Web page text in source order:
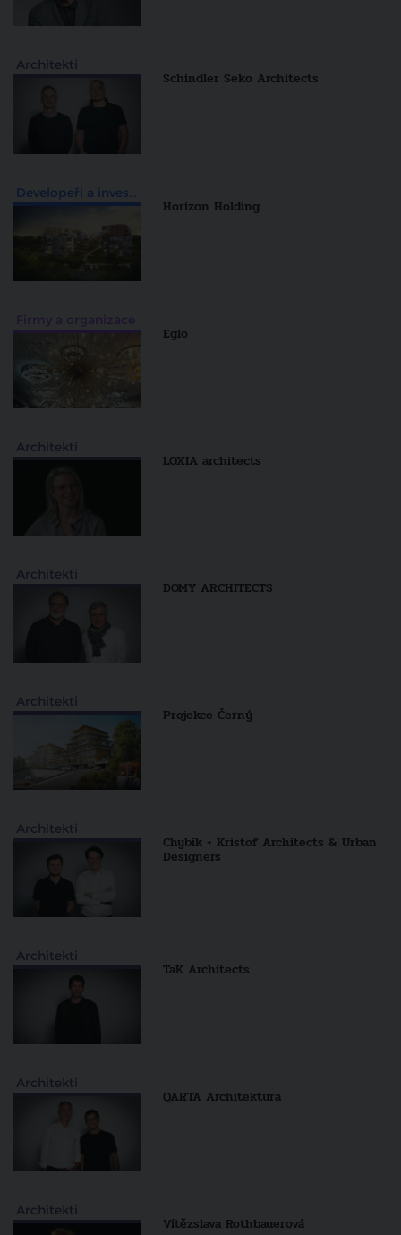
Architekti
Schindler Seko Architects
Developeři a investiční skupiny
Horizon Holding
Eglo
Architekti
LOXIA architects
Architekti
DOMY ARCHITECTS
Architekti
Projekce Černý
Architekti
Chybik + Kristof Architects & Urban
Designers
Architekti
TaK Architects
Architekti
QARTA Architektura
Architekti
Vítězslava Rothbauerová